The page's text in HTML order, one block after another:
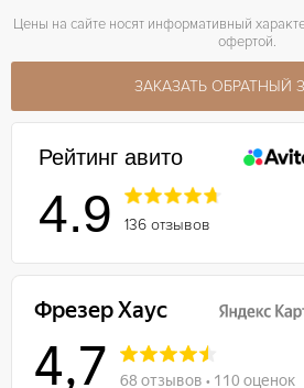
Цены на сайте носят информативный
офертой.
ЗАКАЗАТЬ ОБРАТНЫЙ
Рейтинг авито
4.9 136 отзывов